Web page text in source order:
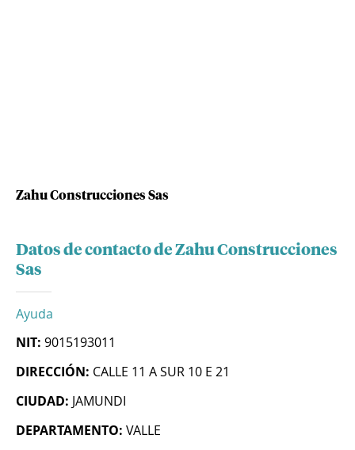
Zahu Construcciones Sas
Datos de contacto de Zahu Construcciones
Sas
Ayuda
NIT: 9015193011
DIRECCIÓN: CALLE 11 A SUR 10 E 21
CIUDAD: JAMUNDI
DEPARTAMENTO: VALLE